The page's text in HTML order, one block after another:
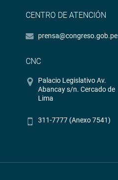
CENTRO DE ATENCIÓN
prensa@congreso.gob.pe
CNC
Palacio Legislativo Av.
Abancay s/n. Cercado de
Lima
311-7777 (Anexo 7541)